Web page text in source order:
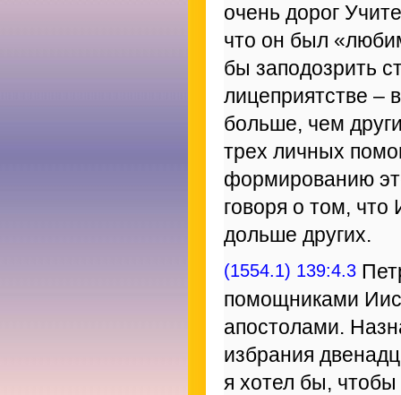
очень дорог
что он был
бы заподозрить
лицеприятстве –
больше, чем
трех личных
формированию
говоря о том, что
дольше других.
(1554.1) 139:4.3
помощниками
апостолами.
избрания
я хотел бы,